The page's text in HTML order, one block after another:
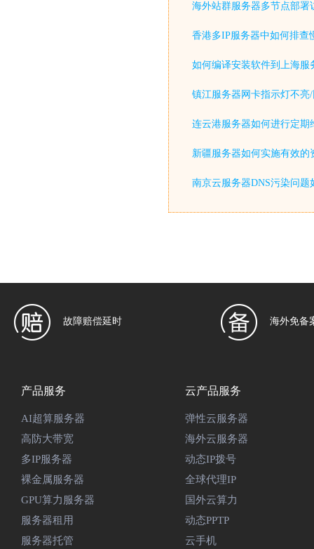
海外站群服务器多节点部署
香港多IP服务器中如何排查
如何编译安装软件到上海服
镇江服务器网卡指示灯不亮
连云港服务器如何进行定期
新疆服务器如何实施有效的
南京云服务器DNS污染问题
故障赔偿延时 海外免备
产品服务
AI超算服务器
高防大带宽
多IP服务器
裸金属服务器
GPU算力服务器
服务器租用
服务器托管
云产品服务
弹性云服务器
海外云服务器
动态IP拨号
全球代理IP
国外云算力
动态PPTP
云手机